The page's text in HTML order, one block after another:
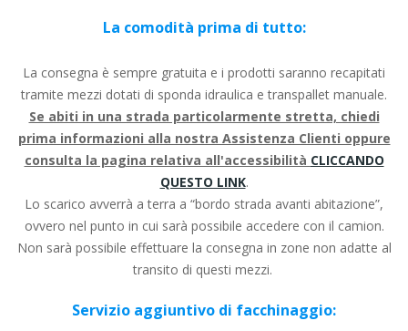
La comodità prima di tutto:
La consegna è sempre gratuita e i prodotti saranno recapitati
tramite mezzi dotati di sponda idraulica e transpallet manuale.
Se abiti in una strada particolarmente stretta, chiedi
prima informazioni alla nostra Assistenza Clienti oppure
consulta la pagina relativa all'accessibilità CLICCANDO
QUESTO LINK.
Lo scarico avverrà a terra a “bordo strada avanti abitazione”,
ovvero nel punto in cui sarà possibile accedere con il camion.
Non sarà possibile effettuare la consegna in zone non adatte al
transito di questi mezzi.
Servizio aggiuntivo di facchinaggio: